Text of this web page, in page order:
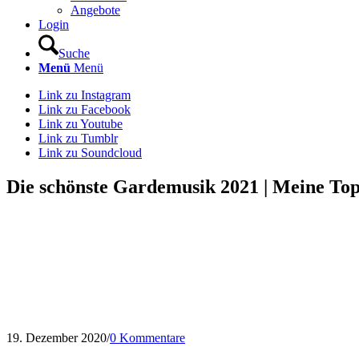
Angebote
Login
Suche
Menü Menü
Link zu Instagram
Link zu Facebook
Link zu Youtube
Link zu Tumblr
Link zu Soundcloud
Die schönste Gardemusik 2021 | Meine
19. Dezember 2020/0 Kommentare